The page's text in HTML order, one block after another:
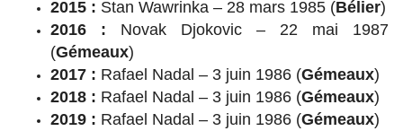
2015 : Stan Wawrinka – 28 mars 1985 (Bélier)
2016 : Novak Djokovic – 22 mai 1987
(Gémeaux)
2017 : Rafael Nadal – 3 juin 1986 (Gémeaux)
2018 : Rafael Nadal – 3 juin 1986 (Gémeaux)
2019 : Rafael Nadal – 3 juin 1986 (Gémeaux)